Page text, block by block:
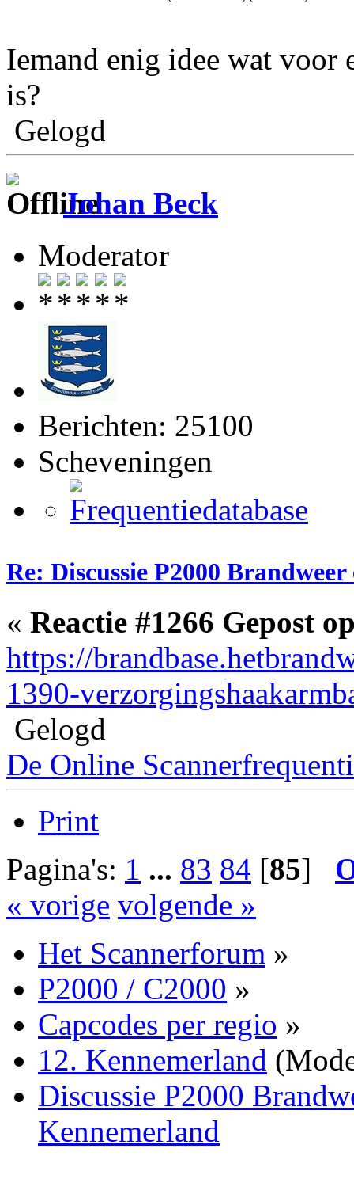
Iemand enig idee wat voor
is?
Gelogd
Johan Beck
Moderator
Berichten: 25100
Scheveningen
Re: Discussie P2000
« Reactie #1266 Gepost
https://
1390-
Gelogd
De Online
Print
Pagina's: 1 ... 83 84 [85]
« vorige volgende »
Het Scannerforum »
P2000 / C2000 »
Capcodes per regio »
12. Kennemerland
Discussie P2000
Kennemerland